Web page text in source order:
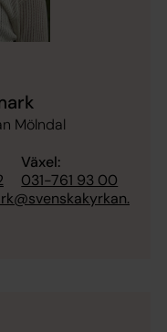
Mölndal
Växel:
031-761 93 00